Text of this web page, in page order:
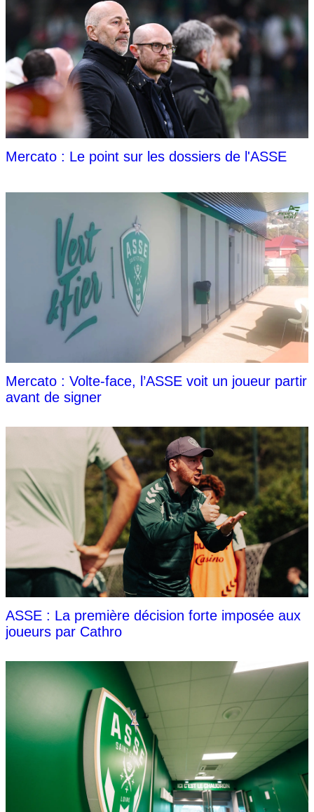
Mercato : Le point sur les dossiers de l'ASSE
Mercato : Volte-face, l’ASSE voit un joueur partir
avant de signer
ASSE : La première décision forte imposée aux
joueurs par Cathro